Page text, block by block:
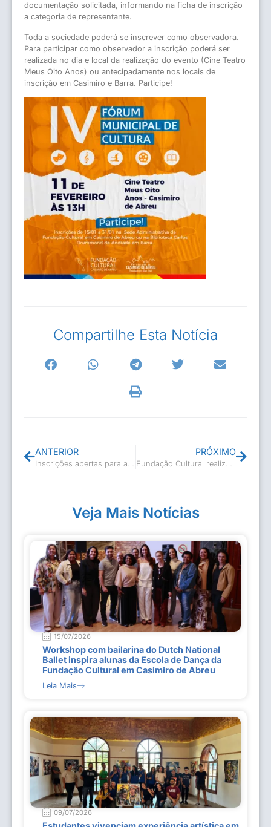
documentação solicitada, informando na ficha de inscrição
a categoria de representante.
Toda a sociedade poderá se inscrever como observadora.
Para participar como observador a inscrição poderá ser
realizada no dia e local da realização do evento (Cine Teatro
Meus Oito Anos) ou antecipadamente nos locais de
inscrição em Casimiro e Barra. Participe!
Compartilhe Esta Notícia
ANTERIOR
Inscrições abertas para as Escolas de Dança
PRÓXIMO
Fundação Cultural realizou IV Fórum Municipal de Cultura
Veja Mais Notícias
15/07/2026
Workshop com bailarina do Dutch National
Ballet inspira alunas da Escola de Dança da
Fundação Cultural em Casimiro de Abreu
Leia Mais
09/07/2026